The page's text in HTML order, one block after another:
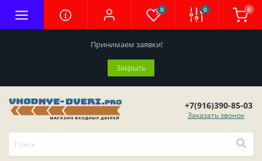
Принимаем заявки!
Закрыть
0 0 0
+7(916)390-85-03
Заказать звонок